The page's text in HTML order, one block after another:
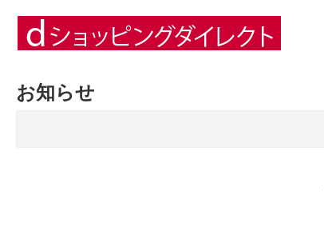
お知らせ